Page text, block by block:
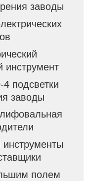
заводы
инструмент
4 подсветки
заводы
инструменты
полем